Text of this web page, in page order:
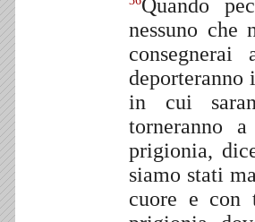
Quando
nessuno
in cui
torneranno
prigionia,
siamo stati
cuore e con